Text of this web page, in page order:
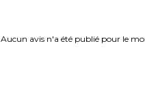
Aucun avis n'a été publié pour le